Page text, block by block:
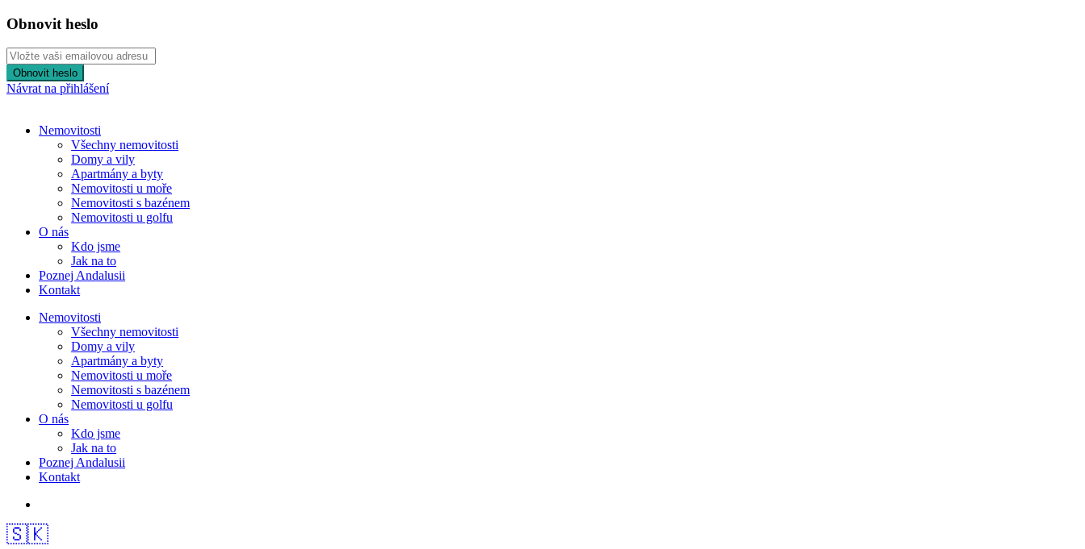
Obnovit heslo
Obnovit heslo
Návrat na přihlášení
Nemovitosti
Všechny nemovitosti
Domy a vily
Apartmány a byty
Nemovitosti u moře
Nemovitosti s bazénem
Nemovitosti u golfu
O nás
Kdo jsme
Jak na to
Poznej Andalusii
Kontakt
Nemovitosti
Všechny nemovitosti
Domy a vily
Apartmány a byty
Nemovitosti u moře
Nemovitosti s bazénem
Nemovitosti u golfu
O nás
Kdo jsme
Jak na to
Poznej Andalusii
Kontakt
🇸🇰